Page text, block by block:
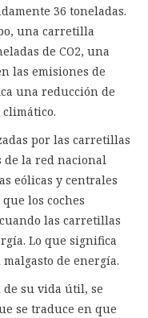
36 toneladas.
una carretilla
de CO2, una
las emisiones de
una reducción de
por las carretillas
de la red nacional
eólicas y centrales
los coches
las carretillas
Lo que significa
de energía.
su vida útil, se
se traduce en que